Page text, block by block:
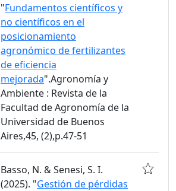
"Fundamentos científicos y
no científicos en el
posicionamiento
agronómico de fertilizantes
de eficiencia
mejorada".Agronomía y
Ambiente : Revista de la
Facultad de Agronomía de la
Universidad de Buenos
Aires,45, (2),p.47-51
Basso, N. & Senesi, S. I.
(2025). "Gestión de pérdidas